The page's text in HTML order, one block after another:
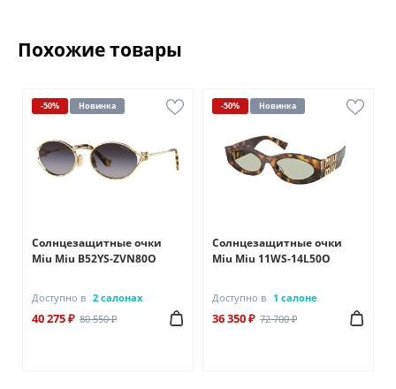
Похожие товары
-50% Новинка
Солнцезащитные очки
Miu Miu B52YS-ZVN80O
Доступно в 2 салонах
40 275 ₽ 80 550 ₽
-50% Новинка
Солнцезащитные очки
Miu Miu 11WS-14L50O
Доступно в 1 салоне
36 350 ₽ 72 700 ₽